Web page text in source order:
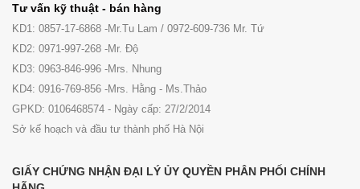
Tư vấn kỹ thuật - bán hàng
KD1: 0857-17-6868 -Mr.Tu Lam / 0972-609-736 Mr. Tứ
KD2: 0971-997-268 -Mr. Độ
KD3: 0963-846-996 -Mrs. Nhung
KD4: 0916-769-856 -Mrs. Hằng - Ms.Thảo
GPKD: 0106468574 - Ngày cấp: 27/2/2014
Sở kế hoạch và đầu tư thành phố Hà Nội
GIẤY CHỨNG NHẬN ĐẠI LÝ ỦY QUYỀN PHÂN PHỐI CHÍNH